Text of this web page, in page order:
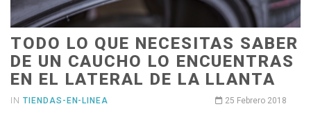
TODO LO QUE NECESITAS SABER
DE UN CAUCHO LO ENCUENTRAS
EN EL LATERAL DE LA LLANTA
IN TIENDAS-EN-LINEA 25 Febrero 2018